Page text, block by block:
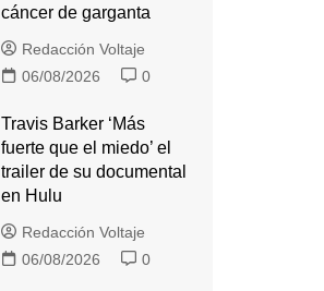
cáncer de garganta
Redacción Voltaje
06/08/2026
0
Travis Barker ‘Más
fuerte que el miedo’ el
trailer de su documental
en Hulu
Redacción Voltaje
06/08/2026
0